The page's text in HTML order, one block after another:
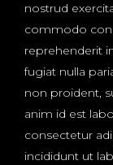
nostrud
commodo
reprehenderit
fugiat nulla
non proident,
anim id est
consectetur
incididunt ut